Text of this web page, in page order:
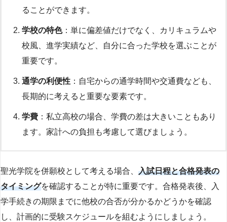
ることができます。
学校の特色：単に偏差値だけでなく、カリキュラムや
校風、進学実績など、自分に合った学校を選ぶことが
重要です。
通学の利便性 ：自宅からの通学時間や交通費なども、
長期的に考えると重要な要素です。
学費 ：私立高校の場合、学費の差は大きいこともあり
ます。家計への負担も考慮して選びましょう。
聖光学院を併願校として考える場合、 入試日程と合格発表の
タイミングを確認することが特に重要です。合格発表後、入
学手続きの期限までに他校の合否が分かるかどうかを確認
し、計画的に受験スケジュールを組むようにしましょう。